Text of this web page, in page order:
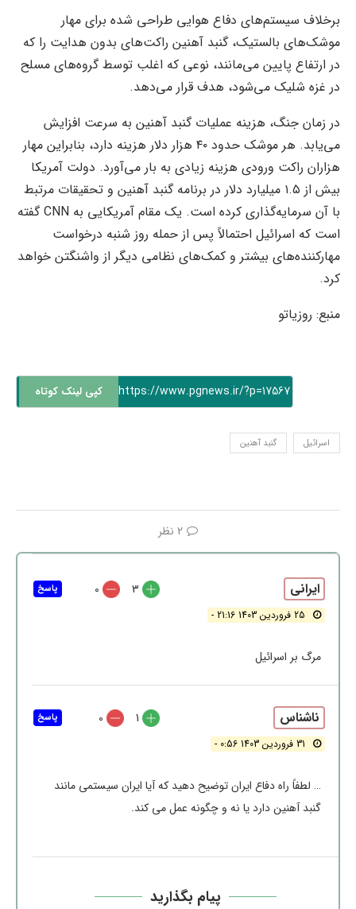
برخلاف سیستم‌های دفاع هوایی طراحی شده برای مهار
موشک‌های بالستیک، گنبد آهنین راکت‌های بدون هدایت را که
در ارتفاع پایین می‌مانند، نوعی که اغلب توسط گروه‌های مسلح
در غزه شلیک می‌شود، هدف قرار می‌دهد.
در زمان جنگ، هزینه عملیات گنبد آهنین به سرعت افزایش
می‌یابد. هر موشک حدود ۴۰ هزار دلار هزینه دارد، بنابراین مهار
هزاران راکت ورودی هزینه زیادی به بار می‌آورد. دولت آمریکا
بیش از ۱.۵ میلیارد دلار در برنامه گنبد آهنین و تحقیقات مرتبط
با آن سرمایه‌گذاری کرده است. یک مقام آمریکایی به CNN گفته
است که اسرائیل احتمالاً پس از حمله روز شنبه درخواست
مهارکننده‌های بیشتر و کمک‌های نظامی دیگر از واشنگتن خواهد
کرد.
منبع: روزیاتو
https://www.pgnews.ir/?p=17567 کپی لینک کوتاه
اسرائیل گنبد آهنین
2 نظر
ایرانی
25 فروردین 1403 21:16 -
3
0
مرگ بر اسرائیل
پاسخ
ناشناس
31 فروردین 1403 0:56 -
1
0
… لطفاً راه دفاع ایران توضیح دهید که آیا ایران سیستمی مانند
گنبد آهنین دارد یا نه و چگونه عمل می کند.
پاسخ
پیام بگذارید